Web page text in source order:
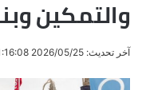
والتمكين
آخر تحديث: 2026/05/25 11:16:08 مساءً